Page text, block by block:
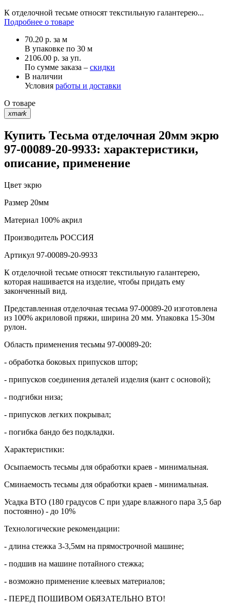
К отделочной тесьме относят текстильную галантерею...
Подробнее о товаре
70.20 р. за м
В упаковке по 30 м
2106.00 р. за уп.
По сумме заказа – скидки
В наличии
Условия работы и доставки
О товаре
xmark
Купить Тесьма отделочная 20мм экрю
97-00089-20-9933: характеристики,
описание, применение
Цвет экрю
Размер 20мм
Материал 100% акрил
Производитель РОССИЯ
Артикул 97-00089-20-9933
К отделочной тесьме относят текстильную галантерею,
которая нашивается на изделие, чтобы придать ему
законченный вид.
Представленная отделочная тесьма 97-00089-20 изготовлена
из 100% акриловой пряжи, ширина 20 мм. Упаковка 15-30м
рулон.
Область применения тесьмы 97-00089-20:
- обработка боковых припусков штор;
- припусков соединения деталей изделия (кант с основой);
- подгибки низа;
- припусков легких покрывал;
- погибка бандо без подкладки.
Характеристики:
Осыпаемость тесьмы для обработки краев - минимальная.
Сминаемость тесьмы для обработки краев - минимальная.
Усадка ВТО (180 градусов С при ударе влажного пара 3,5 бар
постоянно) - до 10%
Технологические рекомендации:
- длина стежка 3-3,5мм на прямострочной машине;
- подшив на машине потайного стежка;
- возможно применение клеевых материалов;
- ПЕРЕД ПОШИВОМ ОБЯЗАТЕЛЬНО ВТО!